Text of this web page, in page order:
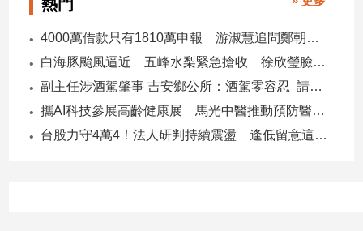
座/
命
費
康/
熱門
4000萬借款只有1810萬申報 游淑慧追問鄭朝方：2190萬差額去哪了
白海豚颱風逼近 五峰水梨緊急搶收 徐欣瑩臉書急呼「搶救五峰水梨」
副主任涉酒駕肇事 吉安鄉公所：酒駕零容忍 請辭獲准
攜AI科技參展高齡健康展 馬光中醫推動預防醫學迎接長壽新經濟
台股力守4萬4！法人研判持續震盪 逢低留意這些族群